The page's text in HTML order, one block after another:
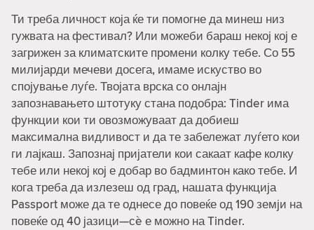
Ти треба личност која ќе ти помогне да минеш низ
гужвата на фестивал? Или можеби бараш некој кој е
загрижен за климатските промени колку тебе. Со 55
милијарди мечеви досега, имаме искуство во
спојување луѓе. Твојата врска со онлајн
запознавањето штотуку стана подобра: Tinder има
функции кои ти овозможуваат да добиеш
максимална видливост и да те забележат луѓето кои
ги лајкаш. Запознај пријатели кои сакаат кафе колку
тебе или некој кој е добар во бадминтон како тебе. И
кога треба да излезеш од град, нашата функција
Passport може да те однесе до повеќе од 190 земји на
повеќе од 40 јазици—сè е можно на Tinder.